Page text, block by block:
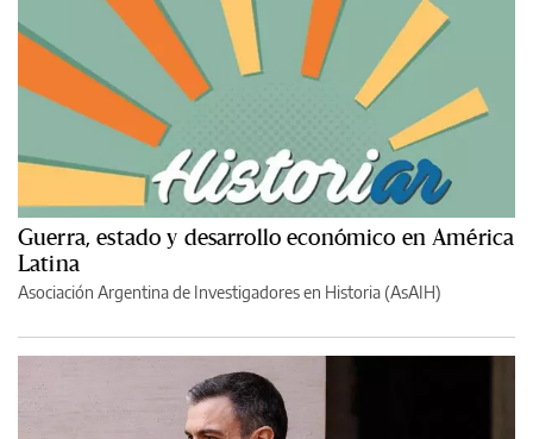
Guerra, estado y desarrollo económico en América
Latina
Asociación Argentina de Investigadores en Historia (AsAIH)